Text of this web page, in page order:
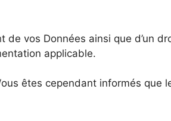
de vos Données ainsi que d’un
applicable.
êtes cependant informés que